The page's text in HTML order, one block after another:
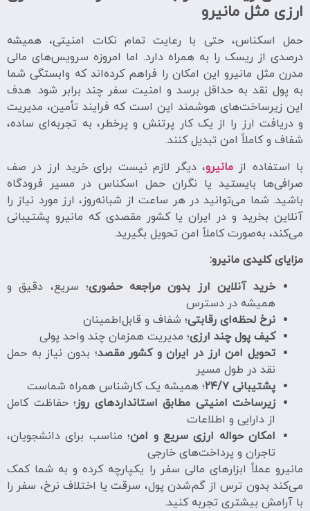
ارزی مثل مانیرو
حمل اسکناس، حتی با رعایت تمام نکات امنیتی، همیشه
درصدی از ریسک را به همراه دارد. اما امروزه سرویس‌های مالی
مدرن مثل مانیرو این امکان را فراهم کرده‌اند که وابستگی شما
به پول نقد به حداقل برسد و امنیت سفر چند برابر شود. هدف
این زیرساخت‌های هوشمند این است که فرایند تأمین، مدیریت
و دریافت ارز را از یک کار پرتنش و پرخطر، به تجربه‌ای ساده،
شفاف و کاملاً امن تبدیل کنند.
با استفاده ازمانیرو، دیگر لازم نیست برای خرید ارز در صف
صرافی‌ها بایستید یا نگران حمل اسکناس در مسیر فرودگاه
باشید. شما می‌توانید در هر ساعت از شبانه‌روز، ارز مورد نیاز را
آنلاین بخرید و در ایران یا کشور مقصدی که مانیرو پشتیبانی
می‌کند، به‌صورت کاملاً امن تحویل بگیرید.
مزایای کلیدی مانیرو:
خرید آنلاین ارز بدون مراجعه حضوری؛ سریع، دقیق و
همیشه در دسترس
نرخ لحظه‌ای رقابتی؛ شفاف و قابل‌اطمینان
کیف پول چند ارزی؛ مدیریت همزمان چند واحد پولی
تحویل امن ارز در ایران و کشور مقصد؛ بدون نیاز به حمل
نقد در طول مسیر
پشتیبانی ۲۴/۷
؛ همیشه یک کارشناس همراه شماست
زیرساخت امنیتی مطابق استانداردهای روز؛ حفاظت کامل
از دارایی و اطلاعات
امکان حواله ارزی سریع و امن؛ مناسب برای دانشجویان،
تاجران و پرداخت‌های خارجی
مانیرو عملاً ابزارهای مالی سفر را یکپارچه کرده و به شما کمک
می‌کند بدون ترس از گم‌شدن پول، سرقت یا اختلاف نرخ، سفر را
با آرامش بیشتری تجربه کنید.